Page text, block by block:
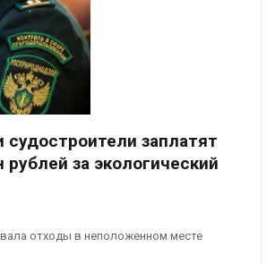
судостроители заплатят
за экологический
отходы в неположенном месте